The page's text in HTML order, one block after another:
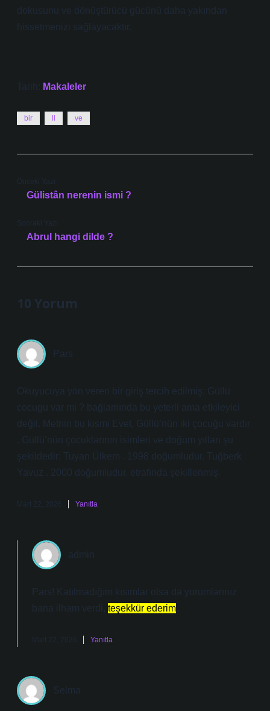
dokusunu ve dönüştürücü gücünü daha yakından
hissetmenizi sağlayacaktır.
Tarih: Makaleler
bir ve
Önceki Yazı
Gülistân nerenin ismi ?
Sonraki Yazı
Abrul hangi dilde ?
10 Yorum
Pars
Okuyucuya yön veren bir giriş tercih edilmiş; Güllü
cocugu var mi ? bağlamında bu yeterli ama etkileyici
değil. Metnin bu kısmı Evet, Güllü’nün iki çocuğu vardır
. Güllü’nün çocuklarının isimleri ve doğum yılları şu
şekildedir: Tuyan Ülkem . 1998 doğumludur. Tuğberk
Yavuz . 2000 doğumludur. etrafında şekillenmiş.
Mart 22, 2026 Yanıtla
admin
Pars! Katılmadığım kısımlar olsa da yorumlarınız
bana ilham verdi, teşekkür ederim.
Mart 22, 2026 Yanıtla
Selma